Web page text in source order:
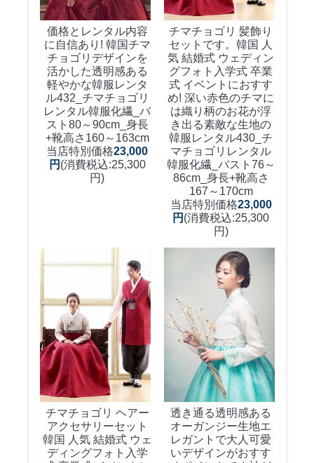
価格とレンタル内容
に自信あり! 韓国チマ
チョゴリデザインを
活かした透明感ある
軽やかな韓服レンタ
ル432_チマチョゴリ
レンタル韓服化繊_バ
スト80～90cm_身長
+靴高さ160～163cm
当店特別価格23,000
円 (消費税込:25,300
円)
チマチョゴリ 髪飾り
セットです。韓国 人
気 結婚式 ウェディン
グフォト入学式 卒業
式 イベントにおすす
め! 深い赤色のチマに
は織り柄のお花が浮
き出る素敵な生地の
韓服レンタル430_チ
マチョゴリレンタル
韓服化繊_バスト76～
86cm_身長+靴高さ
167～170cm
当店特別価格23,000
円 (消費税込:25,300
円)
チマチョゴリ ヘアー
アクセサリーセット
韓国 人気 結婚式 ウェ
ディングフォト入学
透き通る透明感ある
オーガンジー生地エ
レガントで大人可愛
いデザインがおすす